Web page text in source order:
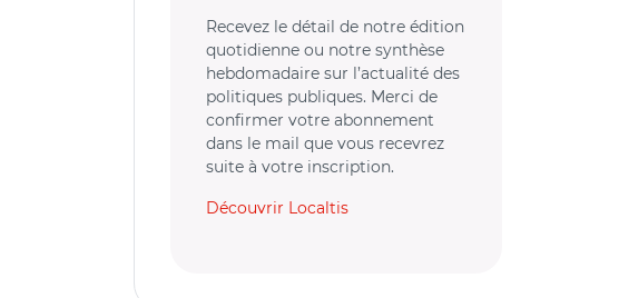
Recevez le détail de notre édition
quotidienne ou notre synthèse
hebdomadaire sur l’actualité des
politiques publiques. Merci de
confirmer votre abonnement
dans le mail que vous recevrez
suite à votre inscription.
Découvrir Localtis